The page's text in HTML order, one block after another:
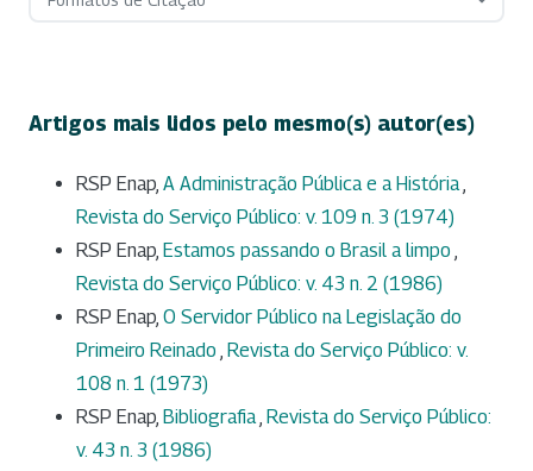
Artigos mais lidos pelo mesmo(s) autor(es)
RSP Enap, A Administração Pública e a História,
Revista do Serviço Público: v. 109 n. 3 (1974)
RSP Enap, Estamos passando o Brasil a limpo ,
Revista do Serviço Público: v. 43 n. 2 (1986)
RSP Enap, O Servidor Público na Legislação do
Primeiro Reinado , Revista do Serviço Público: v.
108 n. 1 (1973)
RSP Enap, Bibliografia, Revista do Serviço Público:
v. 43 n. 3 (1986)